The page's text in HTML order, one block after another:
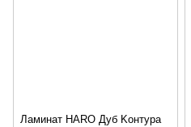
Ламинат HARO Дуб Kонтура